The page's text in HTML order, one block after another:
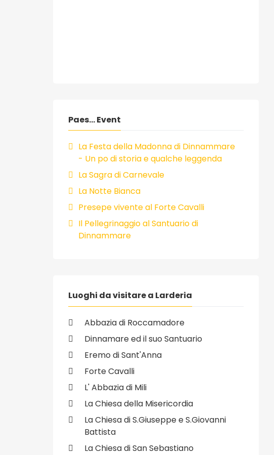
Paes... Event
La Festa della Madonna di Dinnammare
- Un po di storia e qualche leggenda
La Sagra di Carnevale
La Notte Bianca
Presepe vivente al Forte Cavalli
Il Pellegrinaggio al Santuario di
Dinnammare
Luoghi da visitare a Larderia
Abbazia di Roccamadore
Dinnamare ed il suo Santuario
Eremo di Sant'Anna
Forte Cavalli
L' Abbazia di Mili
La Chiesa della Misericordia
La Chiesa di S.Giuseppe e S.Giovanni
Battista
La Chiesa di San Sebastiano